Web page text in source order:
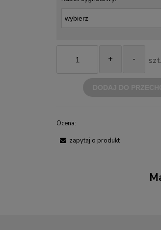
+ - szt.
Ocena:
zapytaj o produkt